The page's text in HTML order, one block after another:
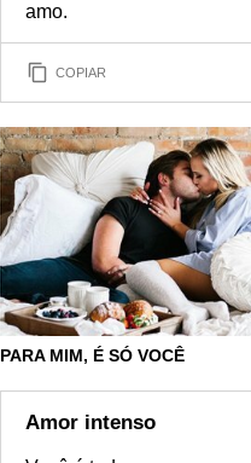
amo.
COPIAR
PARA MIM, É SÓ VOCÊ
Amor intenso